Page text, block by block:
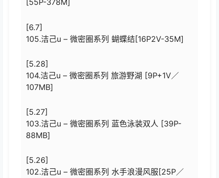
[55P-378M]
[6.7]
105.洁己u – 微密圈系列 蝴蝶结[16P2V-35M]
[5.28]
104.洁己u – 微密圈系列 旅游野湖 [9P+1V／
107MB]
[5.27]
103.洁己u – 微密圈系列 蓝色泳装双人 [39P-
88MB]
[5.26]
102.洁己u – 微密圈系列 水手浪漫风服[25P／